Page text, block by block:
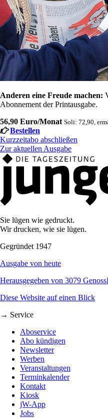
Anderen eine Freude machen:
Abonnement der Printausgabe.
56,90 Euro/Monat Soli: 72,90,
Bestellen
Kurzzeitabo abschließen
Zur aktuellen Ausgabe
Sie lügen wie gedruckt.
Wir drucken, wie sie lügen.
Gegründet 1947
Ausgabe von heute
Herausgegeben von 3079
Diese Website auf einen Blick
→ Service
Aboservice
Abo kündigen
Newsletter
Werben
Veranstaltungen
Terminkalender
Kontakt
Kiosk
jW-App
Jobs